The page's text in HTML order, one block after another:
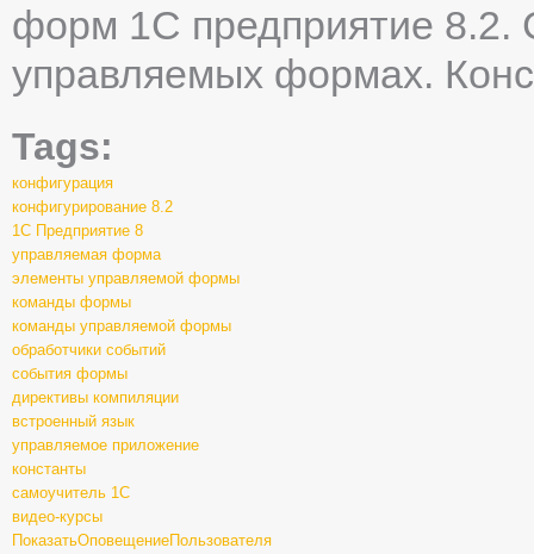
форм 1С предприятие 8.2.
управляемых формах.
Tags:
конфигурация
конфигурирование 8.2
1С Предприятие 8
управляемая форма
элементы управляемой формы
команды формы
команды управляемой формы
обработчики событий
события формы
директивы компиляции
встроенный язык
управляемое приложение
константы
самоучитель 1С
видео-курсы
ПоказатьОповещениеПользователя